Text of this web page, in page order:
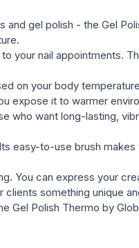
gel polish - the Gel
your nail appointments.
on your body
expose it to warmer
who want long-lasting,
easy-to-use brush
You can express your
something unique
Polish Thermo by